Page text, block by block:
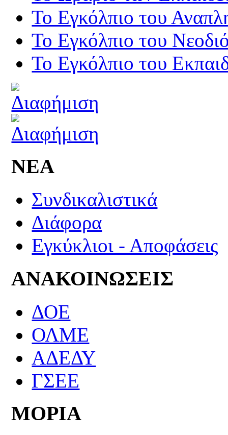
Το Εγκόλπιο του
Το Εγκόλπιο του
Το Εγκόλπιο του
ΝΕΑ
Συνδικαλιστικά
Διάφορα
Εγκύκλιοι - Αποφάσεις
ΑΝΑΚΟΙΝΩΣΕΙΣ
ΔΟΕ
ΟΛΜΕ
ΑΔΕΔΥ
ΓΣΕΕ
ΜΟΡΙΑ